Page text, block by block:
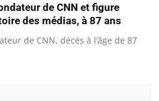
de CNN et figure
des médias, à 87 ans
de CNN, décès à l’âge de 87